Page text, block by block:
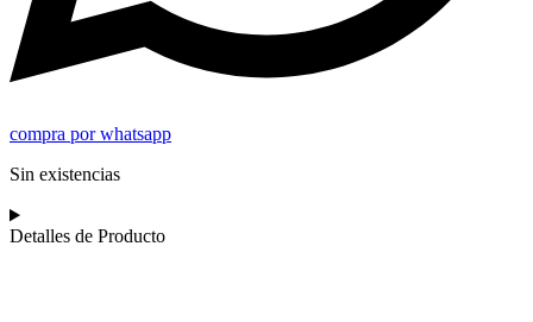
compra por whatsapp
Sin existencias
Detalles de Producto